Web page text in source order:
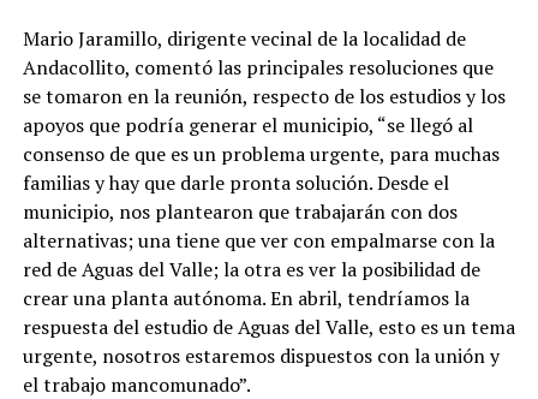
Mario Jaramillo, dirigente vecinal de la localidad de
Andacollito, comentó las principales resoluciones que
se tomaron en la reunión, respecto de los estudios y los
apoyos que podría generar el municipio, “se llegó al
consenso de que es un problema urgente, para muchas
familias y hay que darle pronta solución. Desde el
municipio, nos plantearon que trabajarán con dos
alternativas; una tiene que ver con empalmarse con la
red de Aguas del Valle; la otra es ver la posibilidad de
crear una planta autónoma. En abril, tendríamos la
respuesta del estudio de Aguas del Valle, esto es un tema
urgente, nosotros estaremos dispuestos con la unión y
el trabajo mancomunado”.